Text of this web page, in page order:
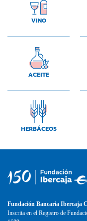
VINO
ACEITE
HERBÁCEOS
Fundación Bancaria Ibercaja
Inscrita en el Registro de